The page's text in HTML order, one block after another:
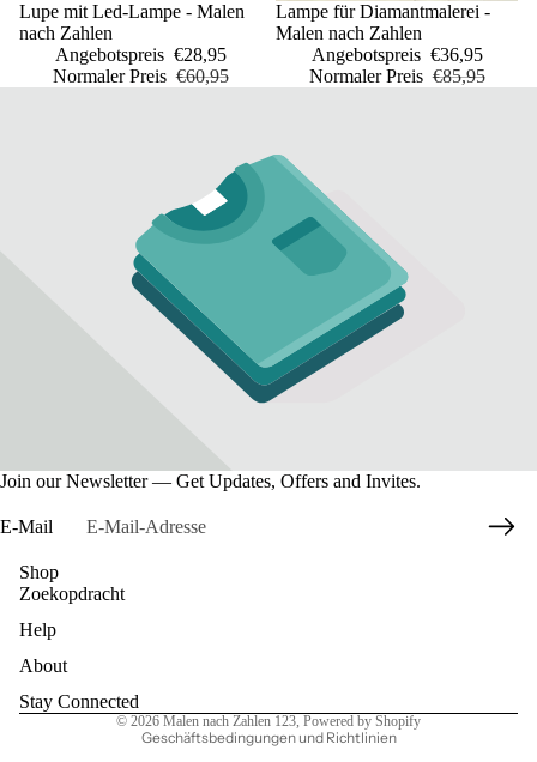
Sale
Lupe mit Led-Lampe - Malen
nach Zahlen
Angebotspreis €28,95
Normaler Preis €60,95
Sale
Lampe für Diamantmalerei -
Malen nach Zahlen
Angebotspreis €36,95
Normaler Preis €85,95
Join our Newsletter — Get Updates, Offers and Invites.
E-Mail
Shop
Zoekopdracht
Help
About
Stay Connected
© 2026 Malen nach Zahlen 123, Powered by Shopify
Geschäftsbedingungen und Richtlinien
Datenschutzerklärung
Widerrufsrecht
AGB
Kontaktinformationen